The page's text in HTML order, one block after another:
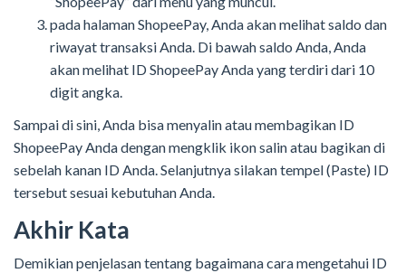
pada halaman ShopeePay, Anda akan melihat saldo dan
riwayat transaksi Anda. Di bawah saldo Anda, Anda
akan melihat ID ShopeePay Anda yang terdiri dari 10
digit angka.
Sampai di sini, Anda bisa menyalin atau membagikan ID
ShopeePay Anda dengan mengklik ikon salin atau bagikan di
sebelah kanan ID Anda. Selanjutnya silakan tempel (Paste) ID
tersebut sesuai kebutuhan Anda.
Akhir Kata
Demikian penjelasan tentang bagaimana cara mengetahui ID